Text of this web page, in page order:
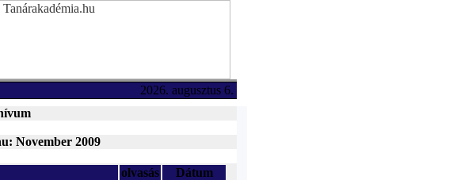
2026. augusztus 6.
November 2009
olvasás Dátum